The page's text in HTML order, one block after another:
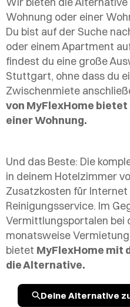
Wohnung oder einer
Du bist auf der Suche
oder einem Apartment
findest du eine große
Stuttgart, ohne dass du
Zwischenmiete
von MyFlexHome
einer Wohnung.
Und das Beste: Die
in deinem Hotelzimmer
Zusatzkosten für
Reinigungsservice. Im
Vermittlungsportalen bei
monatsweise
bietet MyFlexHome mit
die Alternative.
Deine Alternative